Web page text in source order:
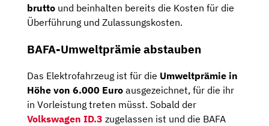
brutto und beinhalten bereits die Kosten für die
Überführung und Zulassungskosten.
BAFA-Umweltprämie abstauben
Das Elektrofahrzeug ist für die Umweltprämie in
Höhe von 6.000 Euro ausgezeichnet, für die ihr
in Vorleistung treten müsst. Sobald der
Volkswagen ID.3 zugelassen ist und die BAFA